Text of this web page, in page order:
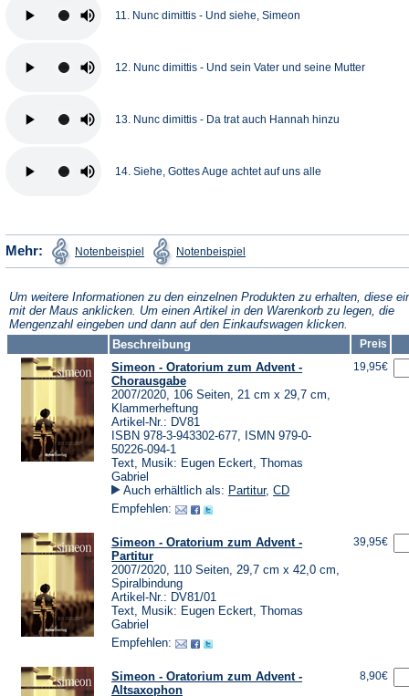
11. Nunc dimittis - Und siehe, Simeon
12. Nunc dimittis - Und sein Vater und seine Mutter
13. Nunc dimittis - Da trat auch Hannah hinzu
14. Siehe, Gottes Auge achtet auf uns alle
Mehr: Notenbeispiel
(Öffnet
in
einem
Tab)
Notenbeispiel in
einem
Tab)
Um weitere Informationen zu den einzelnen Produkten zu erhalten, diese
mit der Maus anklicken. Um einen Artikel in den Warenkorb zu legen, die
Mengenzahl eingeben und dann auf den Einkaufswagen klicken.
Beschreibung
Preis
Simeon - Oratorium zum Advent -
Chorausgabe
2007/2020, 106 Seiten, 21 cm x 29,7 cm,
Klammerheftung
Artikel-Nr.: DV81
ISBN 978-3-943302-677, ISMN 979-0-
50226-094-1
Text, Musik: Eugen Eckert, Thomas
Gabriel
Auch erhältlich als: Partitur, CD
Empfehlen:
19,95€
Simeon - Oratorium zum Advent -
Partitur
2007/2020, 110 Seiten, 29,7 cm x 42,0 cm,
Spiralbindung
Artikel-Nr.: DV81/01
Text, Musik: Eugen Eckert, Thomas
Gabriel
Empfehlen:
39,95€
Simeon - Oratorium zum Advent -
Altsaxophon
8,90€